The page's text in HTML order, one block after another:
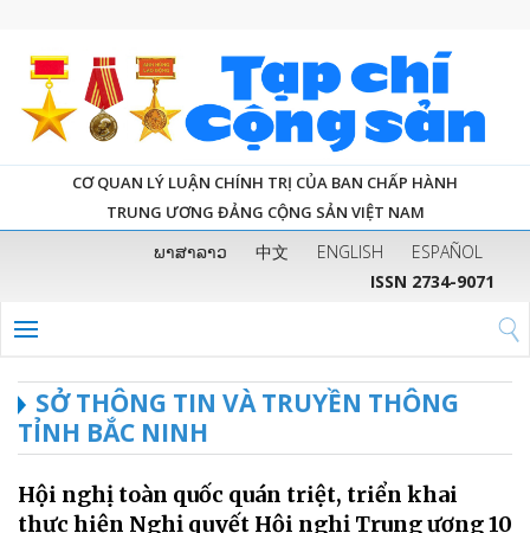
CƠ QUAN LÝ LUẬN CHÍNH TRỊ CỦA BAN CHẤP HÀNH
TRUNG ƯƠNG ĐẢNG CỘNG SẢN VIỆT NAM
ພາສາລາວ 中文 ENGLISH
ESPAÑOL
ISSN 2734-9071
SỞ THÔNG TIN VÀ TRUYỀN THÔNG
TỈNH BẮC NINH
Hội nghị toàn quốc quán triệt, triển khai
thực hiện Nghị quyết Hội nghị Trung ương 10